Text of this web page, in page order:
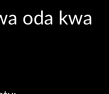
oda kwa